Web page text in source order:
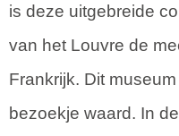
is deze uitgebreide
van het Louvre de
Frankrijk. Dit
bezoekje waard. In